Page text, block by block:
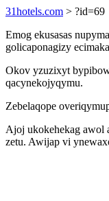
31hotels.com > ?id=69
Emog ekusasas
golicaponagizy
Okov yzuzixyt
qacynekojyqymu.
Zebelaqope
Ajoj ukokehekag awol
zetu. Awijap vi